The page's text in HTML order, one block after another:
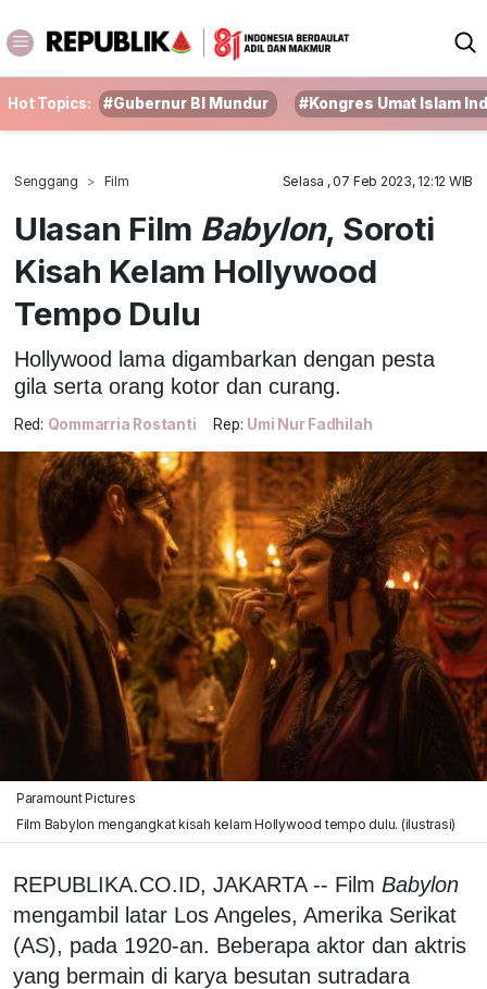
Hot Topics: #Gubernur BI Mundur #Kongres Umat Islam
Senggang Film Selasa , 07 Feb 2023, 12:12 WIB
Ulasan Film Babylon, Soroti
Kisah Kelam Hollywood
Tempo Dulu
Hollywood lama digambarkan dengan pesta
gila serta orang kotor dan curang.
Red: Qommarria Rostanti Rep: Umi Nur Fadhilah
Paramount Pictures
Film Babylon mengangkat kisah kelam Hollywood tempo dulu. (ilustrasi)
REPUBLIKA.CO.ID, JAKARTA -- Film Babylon
mengambil latar Los Angeles, Amerika Serikat
(AS), pada 1920-an. Beberapa aktor dan aktris
yang bermain di karya besutan sutradara